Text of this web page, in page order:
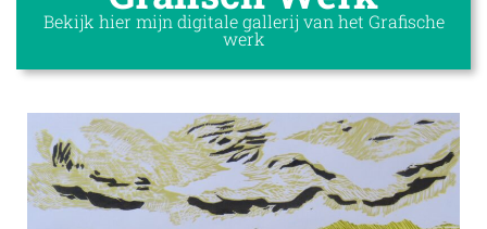
Bekijk hier mijn digitale gallerij van het Grafische
werk